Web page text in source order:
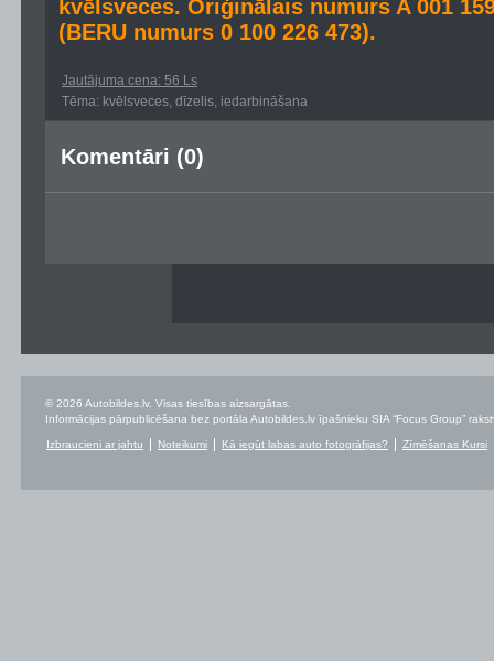
kvēlsveces. Oriģinālais numurs A 001
(BERU numurs 0 100 226 473).
Jautājuma cena: 56 Ls
Tēma: kvēlsveces, dīzelis, iedarbināšana
Komentāri (0)
© 2026 Autobildes.lv. Visas tiesības aizsargātas.
Informācijas pārpublicēšana bez portāla Autobildes.lv īpašnieku SIA “Focus Group”
Izbraucieni ar jahtu Noteikumi Kā iegūt labas auto fotogrāfijas? Zīmēšanas Kursi